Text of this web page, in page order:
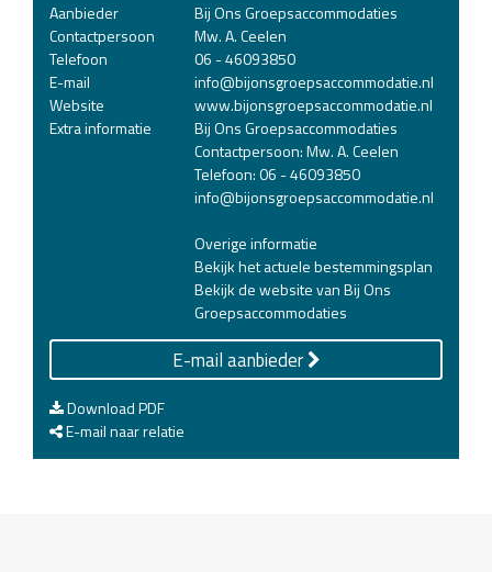
Aanbieder
Bij Ons Groepsaccommodaties
Contactpersoon
Mw. A. Ceelen
Telefoon
06 - 46093850
E-mail
info@bijonsgroepsaccommodatie.nl
Website
www.bijonsgroepsaccommodatie.nl
Extra informatie
Bij Ons Groepsaccommodaties
Contactpersoon: Mw. A. Ceelen
Telefoon: 06 - 46093850
info@bijonsgroepsaccommodatie.nl
Overige informatie
Bekijk het actuele bestemmingsplan
Bekijk de website van Bij Ons
Groepsaccommodaties
E-mail aanbieder
Download PDF
E-mail naar relatie